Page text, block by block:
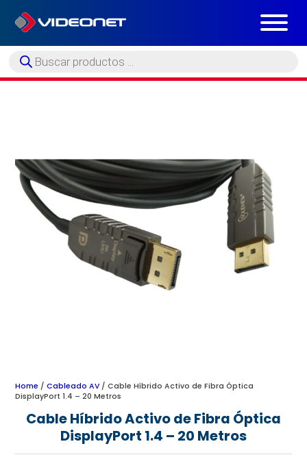
Búsqueda
de
Home /Cableado AV / Cable Híbrido Activo de Fibra Óptica
DisplayPort 1.4 – 20 Metros
Cable Híbrido Activo de Fibra Óptica
DisplayPort 1.4 – 20 Metros